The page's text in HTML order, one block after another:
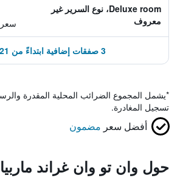
Deluxe room، نوع السرير غير
معروف
سعر
3 صفقات إضافية ابتداءً من 221 ﷼
*يشمل المجموع الضرائب المحلية المقدرة
تسجيل المغادرة.
أفضل سعر مضمون
حول وان تو وان غراند ماربيا